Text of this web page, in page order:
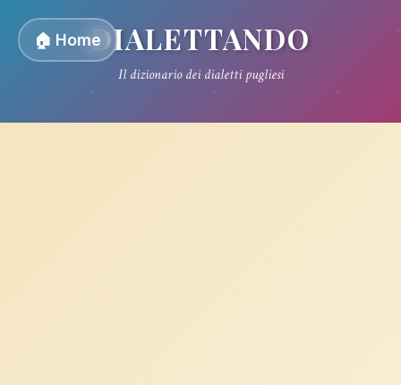
🏠 HomeDIALETTANDO
Il dizionario dei dialetti pugliesi